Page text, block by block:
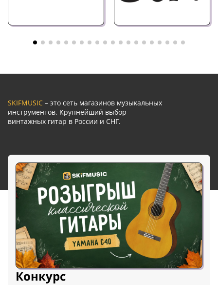
SKIFMUSIC – это сеть магазинов музыкальных
инструментов. Крупнейший выбор
винтажных гитар в России и СНГ.
Конкурс